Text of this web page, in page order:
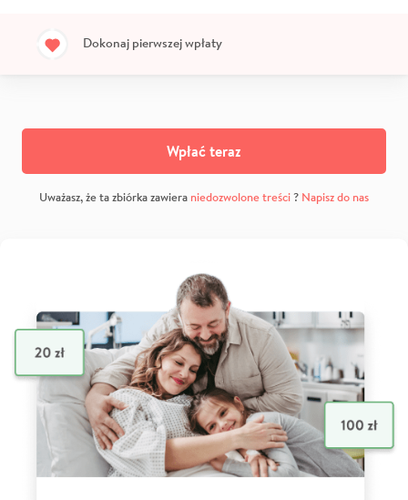
Dokonaj pierwszej wpłaty
Wpłać teraz
Uważasz, że ta zbiórka zawiera niedozwolone treści? Napisz do nas